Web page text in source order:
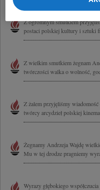
Z ogromnym smutkiem
postaci polskiej kultury i sztuki
Z wielkim smutkiem żegnam
twórczości walka o wolność,
Z żalem przyjęliśmy
twórcy arcydzieł polskiej
Żegnamy Andrzeja Wajdę
Mu w tej drodze pragniemy
Wyrazy głębokiego